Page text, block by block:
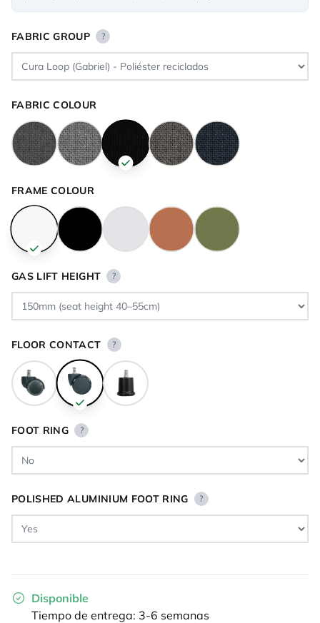
FABRIC GROUP ?
FABRIC COLOUR
FRAME COLOUR
GAS LIFT HEIGHT ?
FLOOR CONTACT ?
FOOT RING ?
POLISHED ALUMINIUM FOOT RING ?
Disponible
Tiempo de entrega: 3-6 semanas